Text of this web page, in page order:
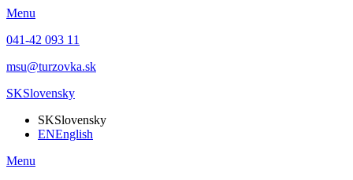
Menu
041-42 093 11
msu@turzovka.sk
SKSlovensky
SKSlovensky
ENEnglish
Menu